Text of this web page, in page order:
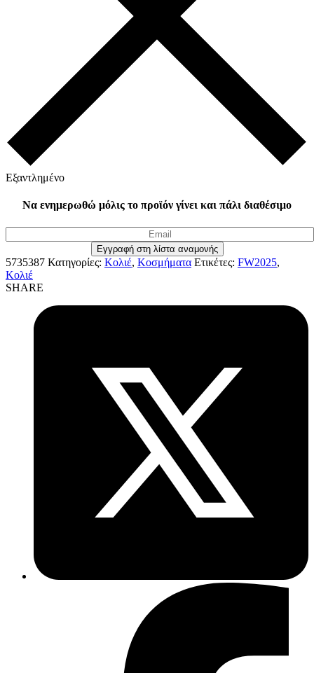
Εξαντλημένο
Να ενημερωθώ μόλις το προϊόν γίνει και πάλι διαθέσιμο
5735387 Κατηγορίες: Κολιέ, Κοσμήματα Ετικέτες: FW2025,
Κολιέ
SHARE